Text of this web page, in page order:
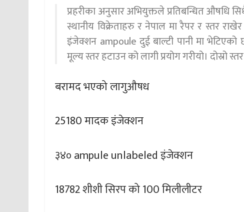
प्रहरीका अनुसार अभियुक्तले प्रतिबन्धित औषधि
स्थानीय विक्रेताहरु र नेपाल मा रैपर र स्तर
इंजेक्शन ampoule दुई बाल्टी पानी मा
मूल्य स्तर हटाउन को लागी प्रयोग गरीयो। दोस्रो
बरामद भएको लागुऔषध
25180 मादक इंजेक्शन
३४० ampule unlabeled इंजेक्शन
18782 शीशी सिरप को 100 मिलीलीटर